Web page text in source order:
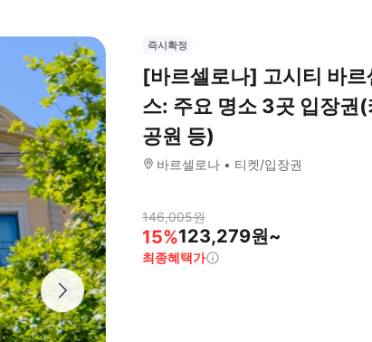
즉시확정
[바르셀로나] 고시티 바르
스: 주요 명소 3곳 입장권
공원 등)
바르셀로나 티켓/입장권
146,005원
15%123,279원~
최종혜택가